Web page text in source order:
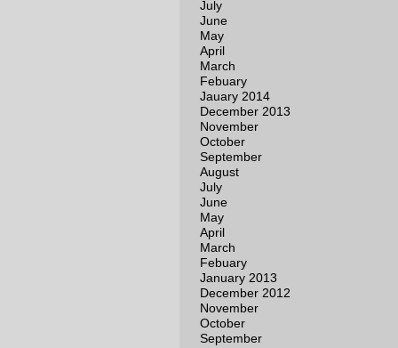
July
June
May
April
March
Febuary
Jauary 2014
December 2013
November
October
September
August
July
June
May
April
March
Febuary
January 2013
December 2012
November
October
September